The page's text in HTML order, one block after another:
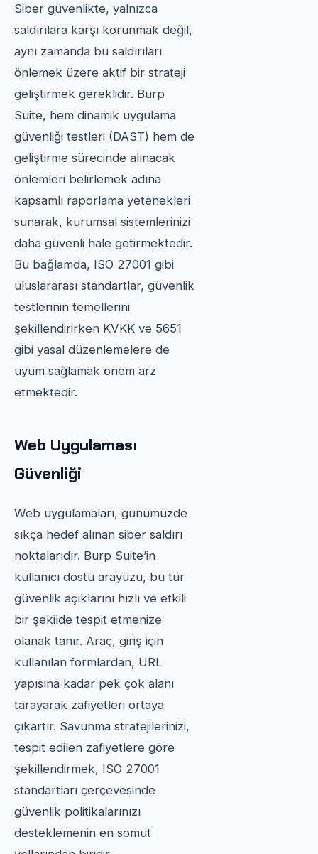
Siber güvenlikte, yalnızca
saldırılara karşı korunmak değil,
aynı zamanda bu saldırıları
önlemek üzere aktif bir strateji
geliştirmek gereklidir. Burp
Suite, hem dinamik uygulama
güvenliği testleri (DAST) hem de
geliştirme sürecinde alınacak
önlemleri belirlemek adına
kapsamlı raporlama yetenekleri
sunarak, kurumsal sistemlerinizi
daha güvenli hale getirmektedir.
Bu bağlamda, ISO 27001 gibi
uluslararası standartlar, güvenlik
testlerinin temellerini
şekillendirirken KVKK ve 5651
gibi yasal düzenlemelere de
uyum sağlamak önem arz
etmektedir.
Web Uygulaması
Güvenliği
Web uygulamaları, günümüzde
sıkça hedef alınan siber saldırı
noktalarıdır. Burp Suite’in
kullanıcı dostu arayüzü, bu tür
güvenlik açıklarını hızlı ve etkili
bir şekilde tespit etmenize
olanak tanır. Araç, giriş için
kullanılan formlardan, URL
yapısına kadar pek çok alanı
tarayarak zafiyetleri ortaya
çıkartır. Savunma stratejilerinizi,
tespit edilen zafiyetlere göre
şekillendirmek, ISO 27001
standartları çerçevesinde
güvenlik politikalarınızı
desteklemenin en somut